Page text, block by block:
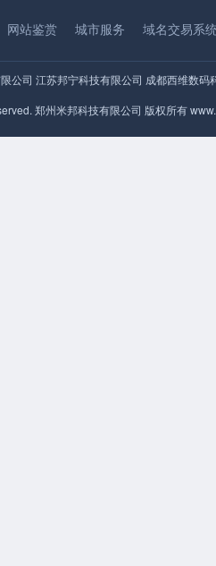
网站鉴赏 城市服务 域名交易系
公司 江苏邦宁科技有限公司 成都西维数码
郑州米邦科技有限公司 版权所有